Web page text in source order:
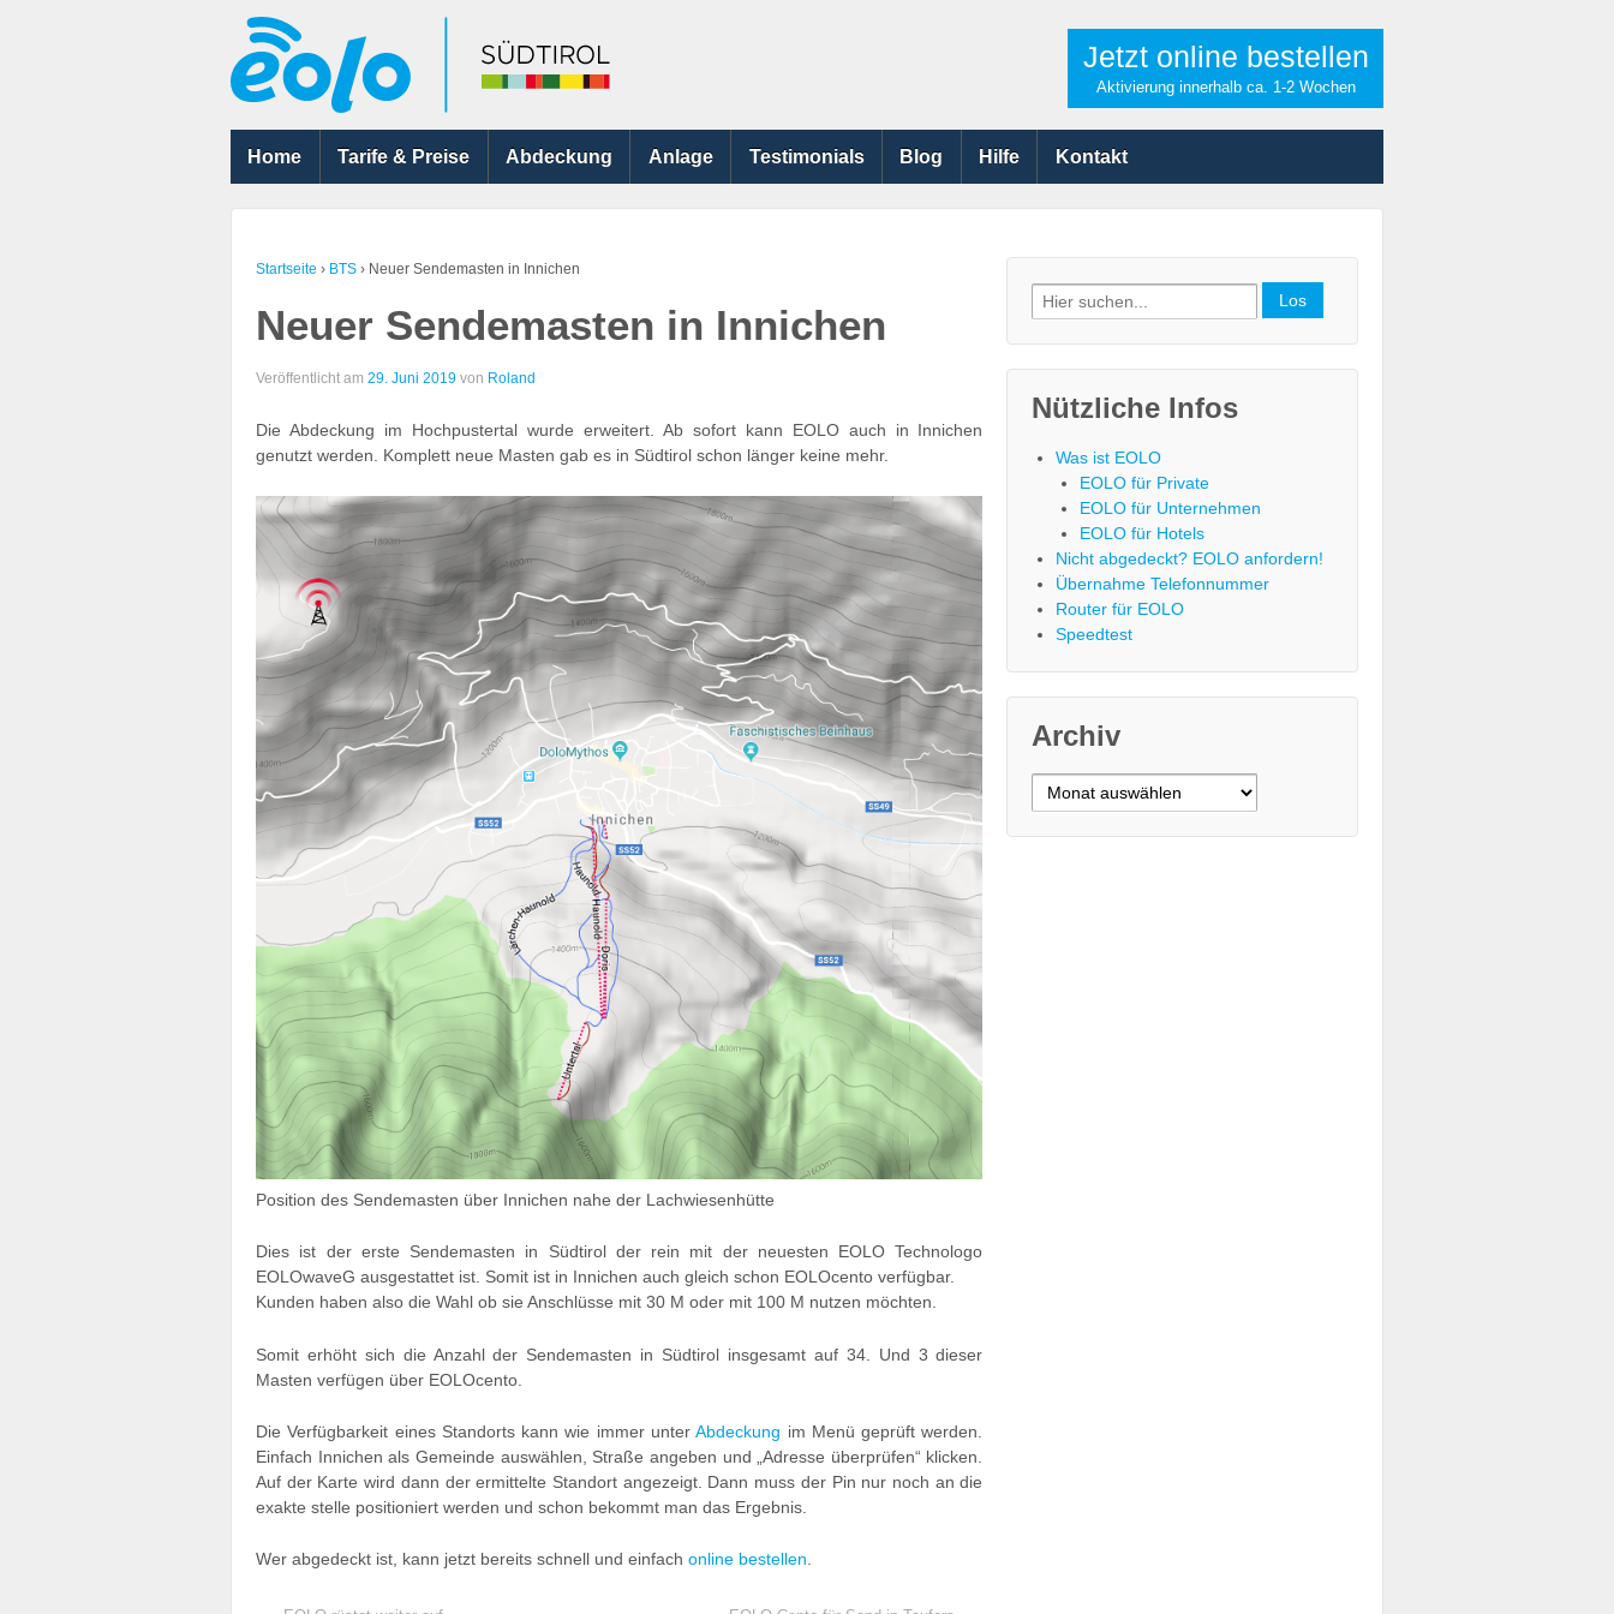
Jetzt online bestellen
Aktivierung innerhalb ca. 1-2 Wochen
Home Tarife & Preise Abdeckung Anlage Testimonials Blog Hilfe Kontakt
Startseite › BTS › Neuer Sendemasten in Innichen
Neuer Sendemasten in Innichen
Veröffentlicht am 29. Juni 2019 von Roland
Die Abdeckung im Hochpustertal wurde erweitert. Ab sofort kann EOLO auch in Innichen
genutzt werden. Komplett neue Masten gab es in Südtirol schon länger keine mehr.
Position des Sendemasten über Innichen nahe der Lachwiesenhütte
Dies ist der erste Sendemasten in Südtirol der rein mit der neuesten EOLO Technologo
EOLOwaveG ausgestattet ist. Somit ist in Innichen auch gleich schon EOLOcento verfügbar.
Kunden haben also die Wahl ob sie Anschlüsse mit 30 M oder mit 100 M nutzen möchten.
Somit erhöht sich die Anzahl der Sendemasten in Südtirol insgesamt auf 34. Und 3 dieser
Masten verfügen über EOLOcento.
Die Verfügbarkeit eines Standorts kann wie immer unterAbdeckung im Menü geprüft werden.
Einfach Innichen als Gemeinde auswählen, Straße angeben und „Adresse überprüfen“ klicken.
Auf der Karte wird dann der ermittelte Standort angezeigt. Dann muss der Pin nur noch an die
exakte stelle positioniert werden und schon bekommt man das Ergebnis.
Wer abgedeckt ist, kann jetzt bereits schnell und einfach online bestellen.
Search
for:
Nützliche Infos
Was ist EOLO
EOLO für Private
EOLO für Unternehmen
EOLO für Hotels
Nicht abgedeckt? EOLO anfordern!
Übernahme Telefonnummer
Router für EOLO
Speedtest
Archiv
Archiv